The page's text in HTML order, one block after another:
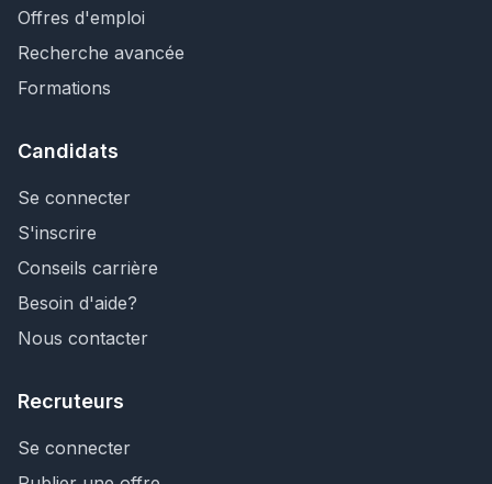
Offres d'emploi
Recherche avancée
Formations
Candidats
Se connecter
S'inscrire
Conseils carrière
Besoin d'aide?
Nous contacter
Recruteurs
Se connecter